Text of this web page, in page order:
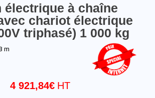
électrique à chaîne
chariot électrique
triphasé) 1 000 kg
4 921,84€
m